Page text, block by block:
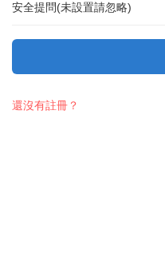
安全提問(未設置請忽略)
還沒有註冊？